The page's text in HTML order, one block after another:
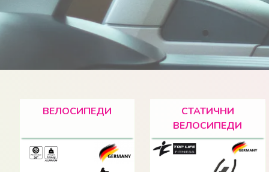
ВЕЛОСИПЕДИ
СТАТИЧНИ
ВЕЛОСИПЕДИ